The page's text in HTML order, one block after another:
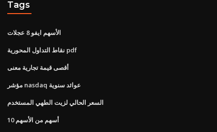
Tags
الأسهم ايفو 8 عجلات
نقاط التداول المحورية pdf
أقصى قيمة تجارية معنى
مؤشر nasdaq عوائد سنوية
السعر الحالي لزيت الطهي المستخدم
10 أسهم من الأسهم